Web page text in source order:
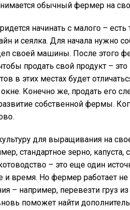
обычный фермер на
начинать с малого –
и сеялка. Для начала нужно
своей машины. После этого
продать свой продукт – это
в этих местах будет
Конечно же, продать его
собственной фермы.
для выращивания на
стандартное зерно, капуста,
– это еще один
время. Но фермер работает не
– например, перевезти груз
поможет найти